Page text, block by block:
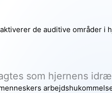
de auditive områder i
som hjernens